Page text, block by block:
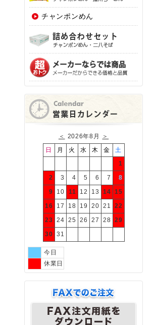
チャンポンめん
＜ 2026年8月
＞
日
月 火 水 木 金
土
1
2
3 4 5 6 7
8
9
10 11 12 13 14 15
16
17 18 19 20 21
22
23 24 25 26 27 28 29
30 31
今日
休業日